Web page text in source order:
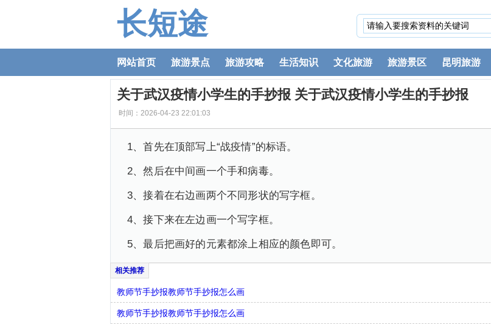
长短途
网站首页 旅游景点 旅游攻略 生活知识 文化旅游 旅游景区 昆明旅游
关于武汉疫情小学生的手抄报 关于武汉疫情小学生的手抄报
时间：2026-04-23 22:01:03
1、首先在顶部写上“战疫情”的标语。
2、然后在中间画一个手和病毒。
3、接着在右边画两个不同形状的写字框。
4、接下来在左边画一个写字框。
5、最后把画好的元素都涂上相应的颜色即可。
教师节手抄报教师节手抄报怎么画
教师节手抄报教师节手抄报怎么画